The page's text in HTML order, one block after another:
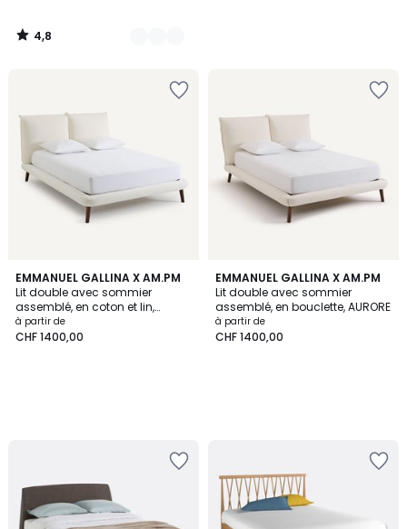
4,8
/
EMMANUEL GALLINA X AM.PM
Lit double avec sommier
assemblé, en coton et lin,
AURORE
à partir de
CHF 1400,00
EMMANUEL GALLINA X AM.PM
Lit double avec sommier
assemblé, en bouclette, AURORE
à partir de
CHF 1400,00